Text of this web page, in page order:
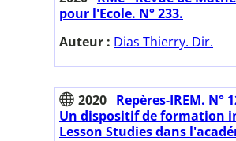
pour l'Ecole. N° 233.
Auteur : Dias Thierry. Dir.
2020 Repères-IREM. N°
Un dispositif de formation
Lesson Studies dans